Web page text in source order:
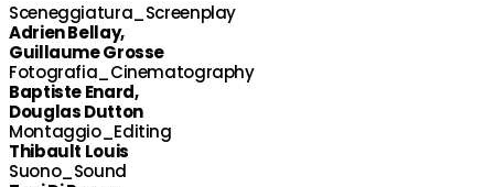
Sceneggiatura_Screenplay
Adrien Bellay,
Guillaume Grosse
Fotografia_Cinematography
Baptiste Enard,
Douglas Dutton
Montaggio_Editing
Thibault Louis
Suono_Sound